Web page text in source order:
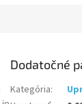
Dodatočné
Kategória: